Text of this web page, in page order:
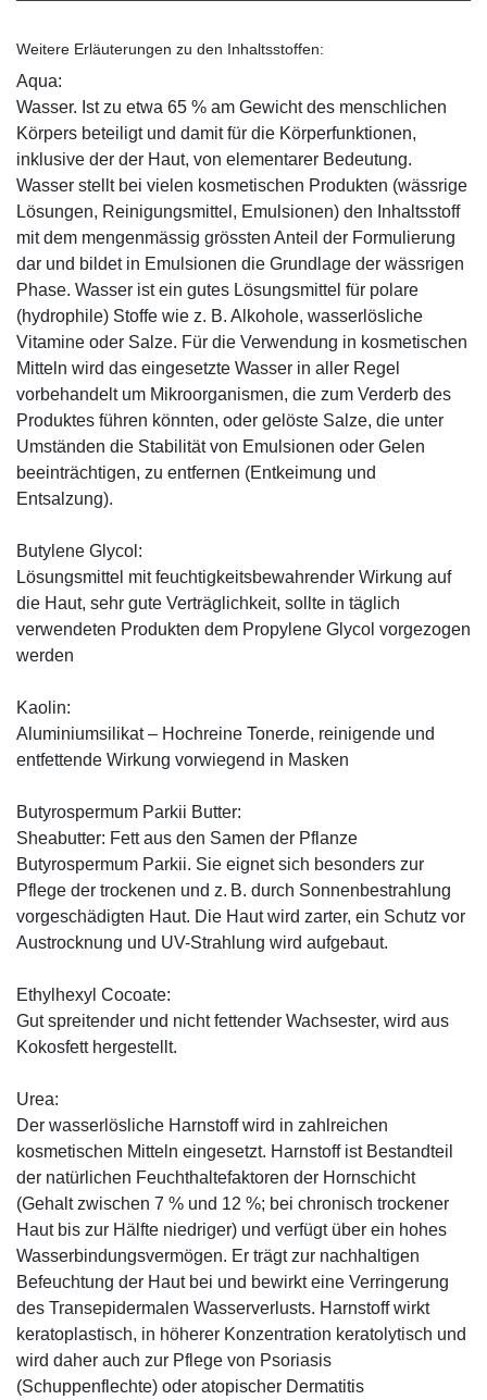
Weitere Erläuterungen zu den Inhaltsstoffen:
Aqua:
Wasser. Ist zu etwa 65 % am Gewicht des menschlichen
Körpers beteiligt und damit für die Körperfunktionen,
inklusive der der Haut, von elementarer Bedeutung.
Wasser stellt bei vielen kosmetischen Produkten (wässrige
Lösungen, Reinigungsmittel, Emulsionen) den Inhaltsstoff
mit dem mengenmässig grössten Anteil der Formulierung
dar und bildet in Emulsionen die Grundlage der wässrigen
Phase. Wasser ist ein gutes Lösungsmittel für polare
(hydrophile) Stoffe wie z. B. Alkohole, wasserlösliche
Vitamine oder Salze. Für die Verwendung in kosmetischen
Mitteln wird das eingesetzte Wasser in aller Regel
vorbehandelt um Mikroorganismen, die zum Verderb des
Produktes führen könnten, oder gelöste Salze, die unter
Umständen die Stabilität von Emulsionen oder Gelen
beeinträchtigen, zu entfernen (Entkeimung und
Entsalzung).
Butylene Glycol:
Lösungsmittel mit feuchtigkeitsbewahrender Wirkung auf
die Haut, sehr gute Verträglichkeit, sollte in täglich
verwendeten Produkten dem Propylene Glycol vorgezogen
werden
Kaolin:
Aluminiumsilikat – Hochreine Tonerde, reinigende und
entfettende Wirkung vorwiegend in Masken
Butyrospermum Parkii Butter:
Sheabutter: Fett aus den Samen der Pflanze
Butyrospermum Parkii. Sie eignet sich besonders zur
Pflege der trockenen und z. B. durch Sonnenbestrahlung
vorgeschädigten Haut. Die Haut wird zarter, ein Schutz vor
Austrocknung und UV-Strahlung wird aufgebaut.
Ethylhexyl Cocoate:
Gut spreitender und nicht fettender Wachsester, wird aus
Kokosfett hergestellt.
Urea:
Der wasserlösliche Harnstoff wird in zahlreichen
kosmetischen Mitteln eingesetzt. Harnstoff ist Bestandteil
der natürlichen Feuchthaltefaktoren der Hornschicht
(Gehalt zwischen 7 % und 12 %; bei chronisch trockener
Haut bis zur Hälfte niedriger) und verfügt über ein hohes
Wasserbindungsvermögen. Er trägt zur nachhaltigen
Befeuchtung der Haut bei und bewirkt eine Verringerung
des Transepidermalen Wasserverlusts. Harnstoff wirkt
keratoplastisch, in höherer Konzentration keratolytisch und
wird daher auch zur Pflege von Psoriasis
(Schuppenflechte) oder atopischer Dermatitis